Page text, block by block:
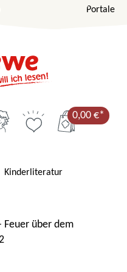
Portale
0,00 €*
Kinderliteratur